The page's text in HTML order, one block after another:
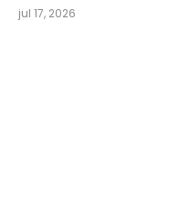
jul 17, 2026